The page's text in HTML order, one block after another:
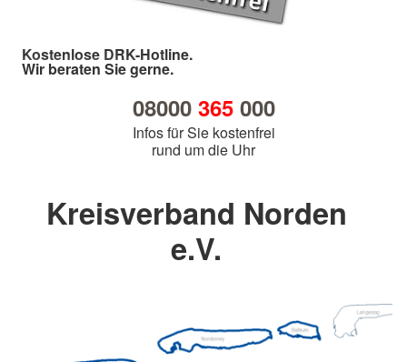
Kostenlose DRK-Hotline.
Wir beraten Sie gerne.
08000 365000
Infos für Sie kostenfrei
rund um die Uhr
Kreisverband Norden
e.V.